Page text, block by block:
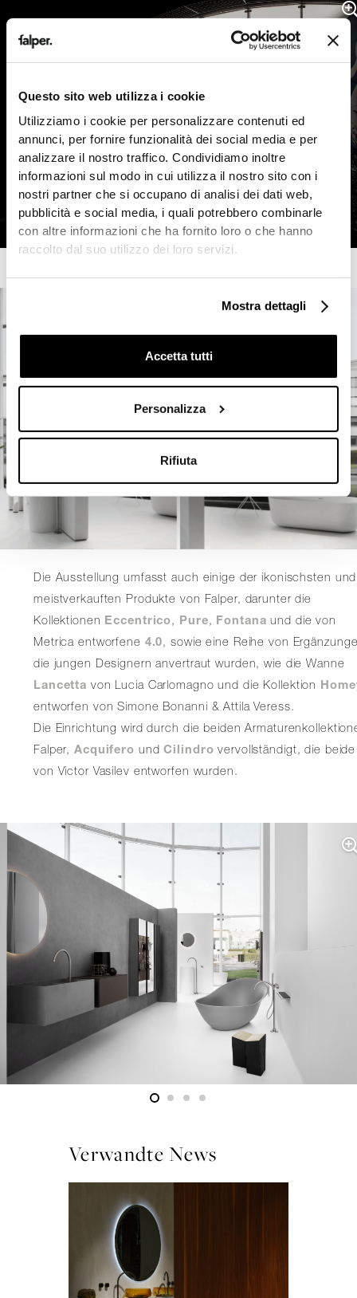
Questo sito web utilizza i cookie
Utilizziamo i cookie per personalizzare contenuti ed
annunci, per fornire funzionalità dei social media e per
analizzare il nostro traffico. Condividiamo inoltre
informazioni sul modo in cui utilizza il nostro sito con i
nostri partner che si occupano di analisi dei dati web,
pubblicità e social media, i quali potrebbero combinarle
con altre informazioni che ha fornito loro o che hanno
raccolto dal suo utilizzo dei loro servizi.
Mostra dettagli
Accetta tutti
Personalizza
Rifiuta
Die Ausstellung umfasst auch einige der ikonischsten und
meistverkauften Produkte von Falper, darunter die
Kollektionen Eccentrico, Pure, Fontana und die von
Metrica entworfene 4.0, sowie eine Reihe von
die jungen Designern anvertraut wurden, wie die Wanne
Lancetta von Lucia Carlomagno und die Kollektion
entworfen von Simone Bonanni & Attila Veress.
Die Einrichtung wird durch die beiden
Falper, Acquifero undCilindro vervollständigt, die beide
von Victor Vasilev entworfen wurden.
Verwandte News